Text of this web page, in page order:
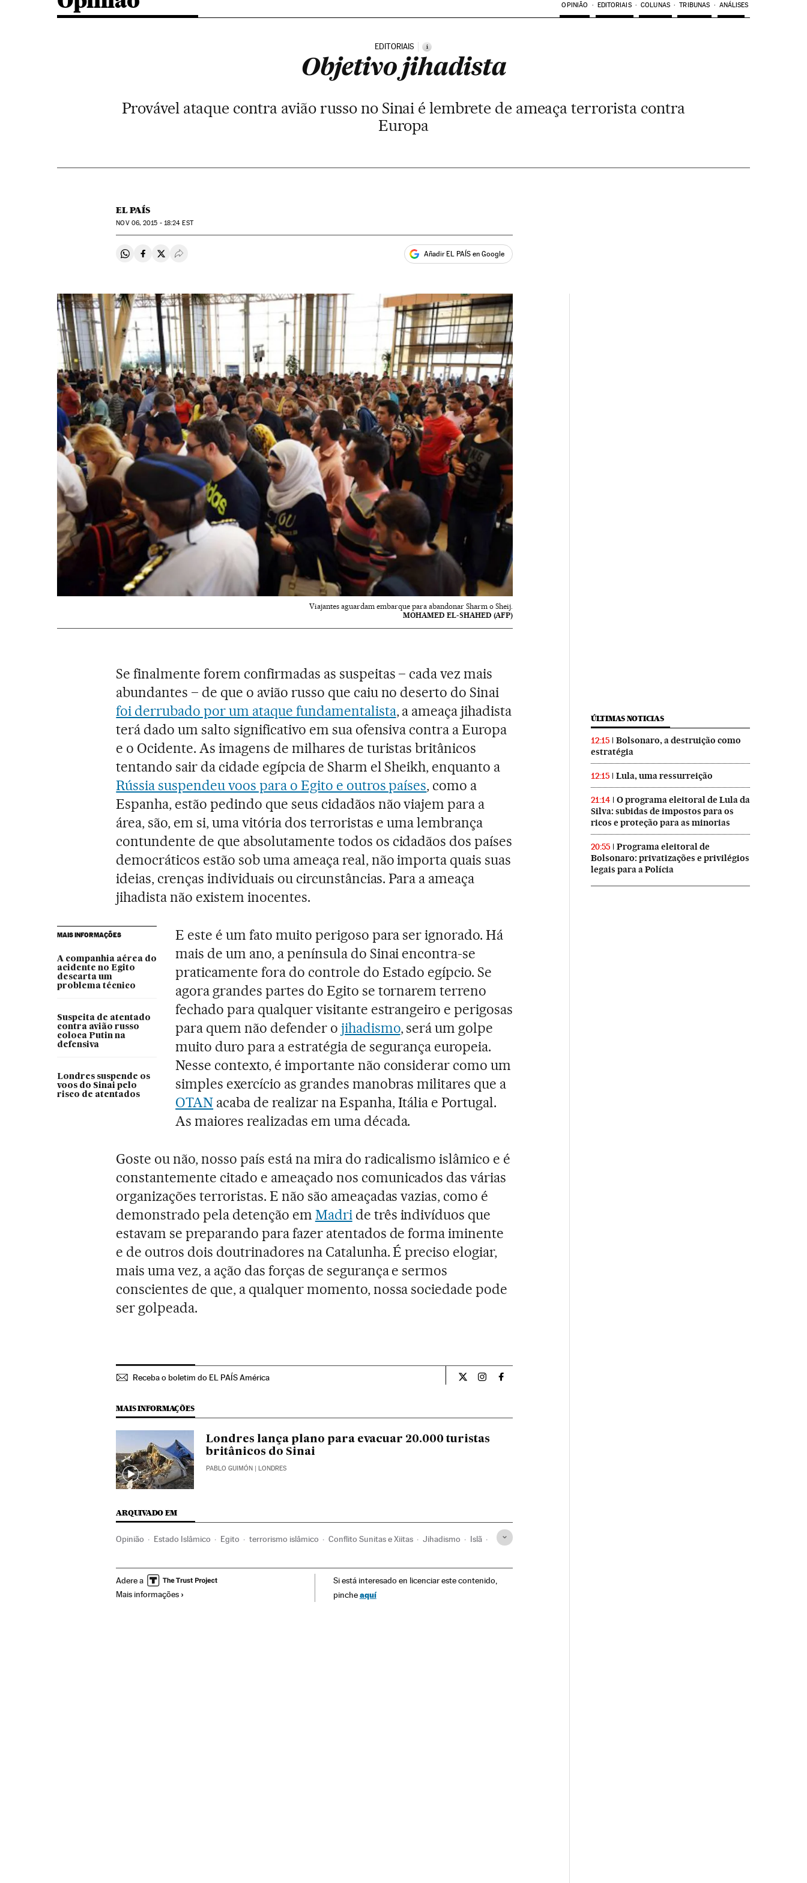
OPINIÃO EDITORIAIS COLUNAS TRIBUNAS ANÁLISES
EDITORIAIS i
Objetivo jihadista
Provável ataque contra avião russo no Sinai é lembrete de ameaça terrorista contra
Europa
EL PAÍS
NOV06, 2015 - 18:24 EST
Compartir en Whatsapp
Compartir en Facebook
Compartir en Twitter
Desplegar Redes Sociales Añadir EL PAÍS en Google
Viajantes aguardam embarque para abandonar Sharm o Sheij.
MOHAMED EL-SHAHED (AFP)
Se finalmente forem confirmadas as suspeitas – cada vez mais
abundantes – de que o avião russo que caiu no deserto do Sinai
foi derrubado por um ataque fundamentalista, a ameaça jihadista
terá dado um salto significativo em sua ofensiva contra a Europa
e o Ocidente. As imagens de milhares de turistas britânicos
tentando sair da cidade egípcia de Sharm el Sheikh, enquanto a
Rússia suspendeu voos para o Egito e outros países, como a
Espanha, estão pedindo que seus cidadãos não viajem para a
área, são, em si, uma vitória dos terroristas e uma lembrança
contundente de que absolutamente todos os cidadãos dos países
democráticos estão sob uma ameaça real, não importa quais suas
ideias, crenças individuais ou circunstâncias. Para a ameaça
jihadista não existem inocentes.
MAIS INFORMAÇÕES
A companhia aérea do
acidente no Egito
descarta um
problema técnico
Suspeita de atentado
contra avião russo
coloca Putin na
defensiva
Londres suspende os
voos do Sinai pelo
risco de atentados
E este é um fato muito perigoso para ser ignorado. Há
mais de um ano, a península do Sinai encontra-se
praticamente fora do controle do Estado egípcio. Se
agora grandes partes do Egito se tornarem terreno
fechado para qualquer visitante estrangeiro e perigosas
para quem não defender o jihadismo, será um golpe
muito duro para a estratégia de segurança europeia.
Nesse contexto, é importante não considerar como um
simples exercício as grandes manobras militares que a
OTAN acaba de realizar na Espanha, Itália e Portugal.
As maiores realizadas em uma década.
Goste ou não, nosso país está na mira do radicalismo islâmico e é
constantemente citado e ameaçado nos comunicados das várias
organizações terroristas. E não são ameaçadas vazias, como é
demonstrado pela detenção em Madride três indivíduos que
estavam se preparando para fazer atentados de forma iminente
e de outros dois doutrinadores na Catalunha. É preciso elogiar,
mais uma vez, a ação das forças de segurança e sermos
conscientes de que, a qualquer momento, nossa sociedade pode
ser golpeada.
Receba o boletim do EL PAÍS América Opiniao El País Brasil en Twitter
Opiniao El País Brasil en Instagram
Opiniao El País Brasil en Facebook
MAIS INFORMAÇÕES
Londres lança plano para evacuar 20.000 turistas
britânicos do Sinai
PABLO GUIMÓN | LONDRES
ARQUIVADO EM
Opinião Estado Islâmico Egito terrorismo islâmico Conflito Sunitas e Xiitas Jihadismo Islã
Religião Conflitos
Adere a
Mais informações
Si está interesado en licenciar este contenido,
pincheaquí
ÚLTIMAS NOTICIAS
12:15
Bolsonaro, a destruição como
estratégia
12:15 Lula, uma ressurreição
21:14
O programa eleitoral de Lula da
Silva: subidas de impostos para os
ricos e proteção para as minorias
20:55
Programa eleitoral de
Bolsonaro: privatizações e privilégios
legais para a Polícia